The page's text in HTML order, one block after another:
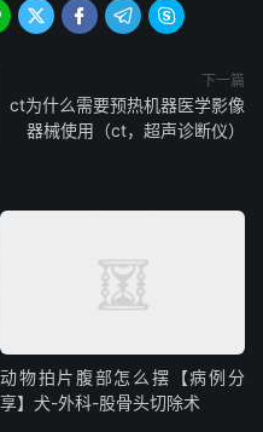
   
下一篇
ct为什么需要预热机器医学影像
器械使用（ct，超声诊断仪）
动物拍片腹部怎么摆【病例分
享】犬-外科-股骨头切除术